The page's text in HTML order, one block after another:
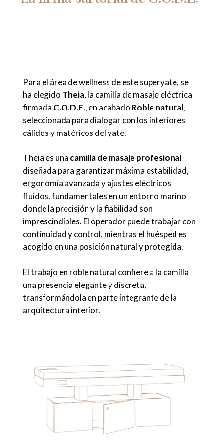
Para el área de wellness de este superyate, se
ha elegido Theia, la camilla de masaje eléctrica
firmada C.O.D.E., en acabado Roble natural,
seleccionada para dialogar con los interiores
cálidos y matéricos del yate.
Theia es una camilla de masaje profesional
diseñada para garantizar máxima estabilidad,
ergonomía avanzada y ajustes eléctricos
fluidos, fundamentales en un entorno marino
donde la precisión y la fiabilidad son
imprescindibles. El operador puede trabajar con
continuidad y control, mientras el huésped es
acogido en una posición natural y protegida.
El trabajo en roble natural confiere a la camilla
una presencia elegante y discreta,
transformándola en parte integrante de la
arquitectura interior.